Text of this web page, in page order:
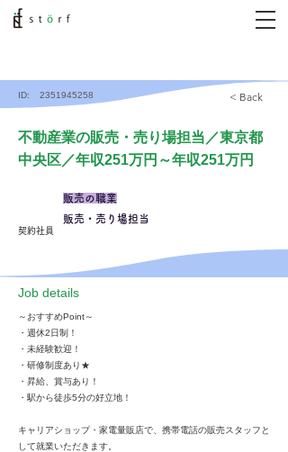
ID: 2351945258 < Back
不動産業の販売・売り場担当／東京都
中央区／年収251万円～年収251万円
契約社員
販売の職業
販売・売り場担当
​Job details
～おすすめPoint～
・週休2日制！
・未経験歓迎！
・研修制度あり★
・昇給、賞与あり！
・駅から徒歩5分の好立地！
キャリアショップ・家電量販店で、携帯電話の販売スタッフと
して就業いただきます。